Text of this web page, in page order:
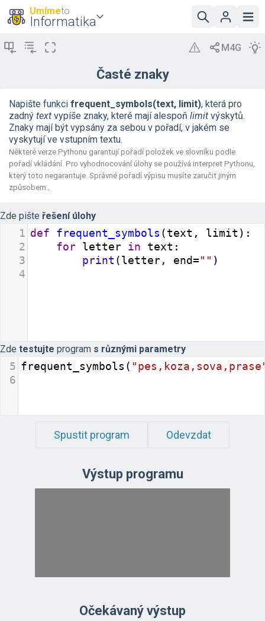
Umímeto
Informatika
Časté znaky
Napište funkci frequent_symbols(text, limit), která pro
zadný text vypíše znaky, které mají alespoň limit výskytů.
Znaky mají být vypsány za sebou v pořadí, v jakém se
vyskytují ve vstupním textu.
Některé verze Pythonu garantují pořadí položek ve slovníku podle
pořadí vkládání. Pro vyhodnocování úlohy se používá interpret Pythonu,
který toto negarantuje. Správné pořadí výpisu musíte zaručit jiným
způsobem..
Zde pište řešení úlohy
1 def frequent_symbols (text , limit ):
2
for letter in text :
3
print (letter, end="" )
4
Zde testujte program s různými parametry
5 frequent_symbols (
6
Spustit program Odevzdat
Výstup programu
Očekávaný výstup